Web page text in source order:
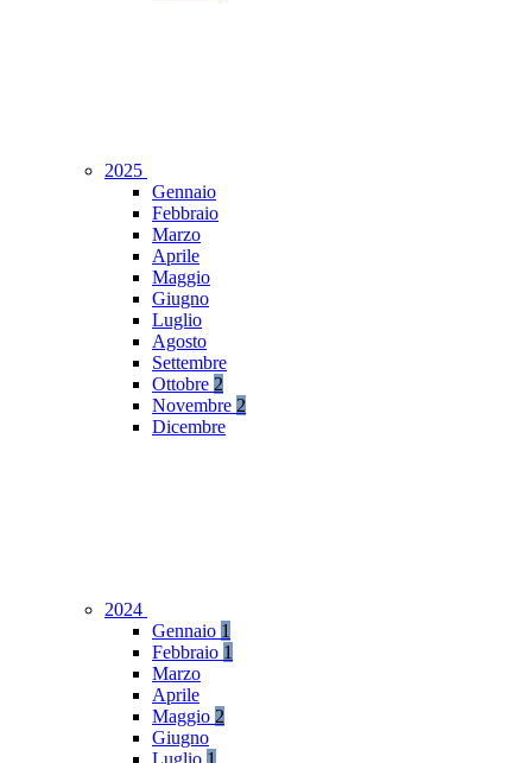
2025
Gennaio
Febbraio
Marzo
Aprile
Maggio
Giugno
Luglio
Agosto
Settembre
Ottobre 2
Novembre 2
Dicembre
2024
Gennaio 1
Febbraio 1
Marzo
Aprile
Maggio 2
Giugno